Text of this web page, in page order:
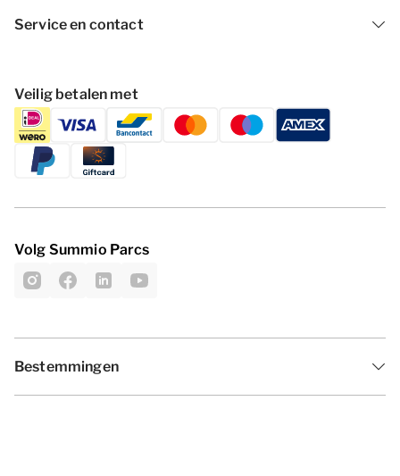
Service en contact
Veilig betalen met
Volg Summio Parcs
Bestemmingen